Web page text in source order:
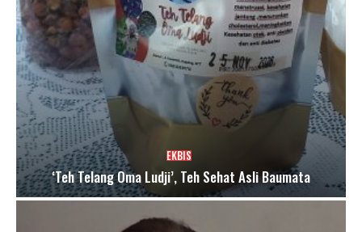
EKBIS
‘Teh Telang Oma Ludji’, Teh Sehat Asli Baumata